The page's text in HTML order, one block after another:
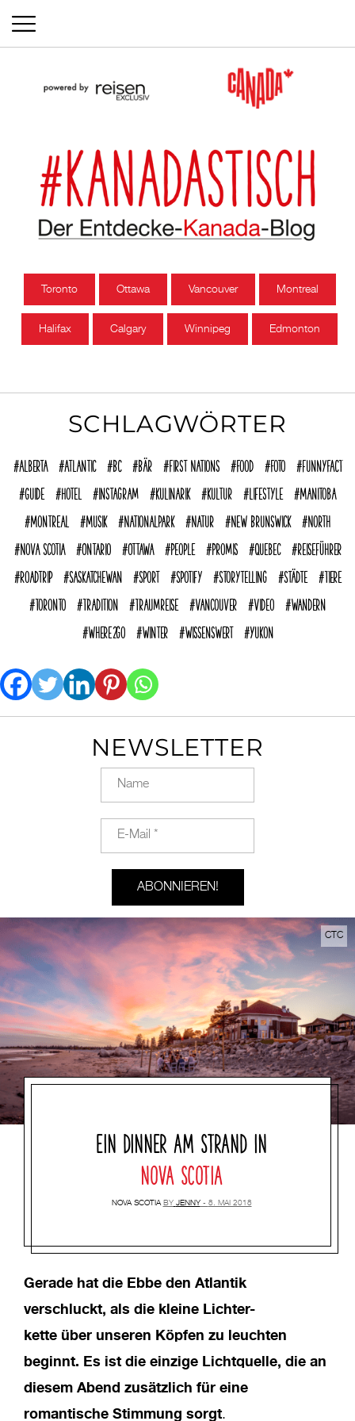
Toronto Ottawa Vancouver Montreal
Halifax Calgary Winnipeg Edmonton
SCHLAGWÖRTER
Alberta Atlantic BC Bär First Nations Food Foto
funnyFACT
Guide
Hotel Instagram Kulinarik Kultur Lifestyle
Manitoba
Montreal
Musik Nationalpark Natur New Brunswick
North
Nova Scotia
Ontario Ottawa People Promis Quebec
reiseführer
Roadtrip
Saskatchewan Sport Spotify Storytelling Städte
Tiere
Toronto
Tradition Traumreise Vancouver Video
Wandern
where2go
Winter Wissenswert Yukon
NEWSLETTER
CTC
EIN DINNER AM STRAND IN
NOVA SCOTIA
NOVA SCOTIA BY JENNY 8. MAI 2018
Gerade hat die Ebbe den Atlantik
verschluckt, als die kleine Lichter-
kette über unseren Köpfen zu leuchten
beginnt. Es ist die einzige Lichtquelle, die an
diesem Abend zusätzlich für eine
romantische Stimmung sorgt.